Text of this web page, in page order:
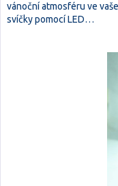
vánoční atmosféru ve
svíčky pomocí LED…